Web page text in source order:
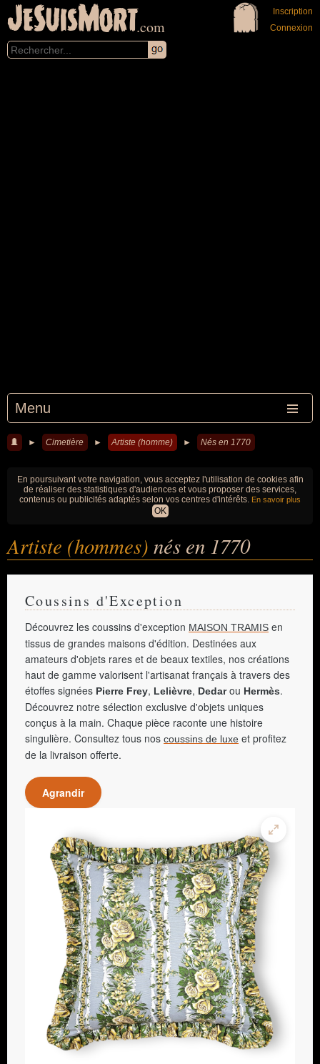
JeSuisMort.com
Menu
Inscription
Connexion
► Cimetière ► Artiste (homme) ► Nés en 1770
En poursuivant votre navigation, vous acceptez l'utilisation de cookies afin
de réaliser des statistiques d'audiences et vous proposer des services,
contenus ou publicités adaptés selon vos centres d'intérêts. En savoir plus
OK
Artiste (hommes) nés en 1770
Coussins d'Exception
Découvrez les coussins d'exception MAISON TRAMIS en
tissus de grandes maisons d'édition. Destinées aux
amateurs d'objets rares et de beaux textiles, nos créations
haut de gamme valorisent l'artisanat français à travers des
étoffes signées Pierre Frey, Lelièvre, Dedarou Hermès.
Découvrez notre sélection exclusive d'objets uniques
conçus à la main. Chaque pièce raconte une histoire
singulière. Consultez tous nos coussins de luxe et profitez
de la livraison offerte.
Agrandir